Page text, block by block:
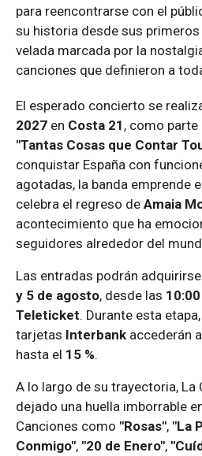
para reencontrarse con el
su historia desde sus primeros
velada marcada por la
canciones que definieron a
El esperado concierto se
2027 en Costa 21 , como
"Tantas Cosas que Contar
conquistar España con
agotadas, la banda emprende
celebra el regreso de Amaia
acontecimiento que ha
seguidores alrededor del
Las entradas podrán
y 5 de agosto, desde las
Teleticket. Durante esta
tarjetas Interbank accederán
hasta el 15 %.
A lo largo de su trayectoria, La
dejado una huella imborrable
Canciones como "Rosas", "La
Conmigo", "20 de Enero",